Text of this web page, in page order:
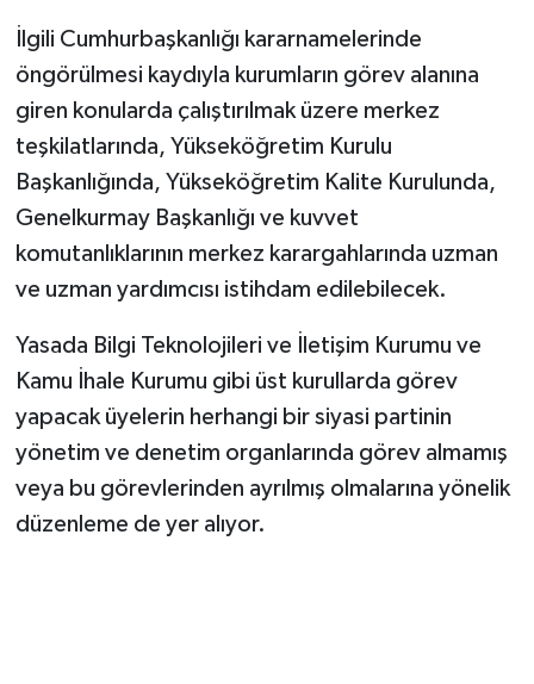
İlgili Cumhurbaşkanlığı kararnamelerinde
öngörülmesi kaydıyla kurumların görev alanına
giren konularda çalıştırılmak üzere merkez
teşkilatlarında, Yükseköğretim Kurulu
Başkanlığında, Yükseköğretim Kalite Kurulunda,
Genelkurmay Başkanlığı ve kuvvet
komutanlıklarının merkez karargahlarında uzman
ve uzman yardımcısı istihdam edilebilecek.
Yasada Bilgi Teknolojileri ve İletişim Kurumu ve
Kamu İhale Kurumu gibi üst kurullarda görev
yapacak üyelerin herhangi bir siyasi partinin
yönetim ve denetim organlarında görev almamış
veya bu görevlerinden ayrılmış olmalarına yönelik
düzenleme de yer alıyor.